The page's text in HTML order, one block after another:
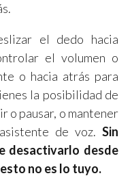
el dedo hacia
el volumen o
o hacia atrás para
la posibilidad de
o pausar, o mantener
de voz. Sin
desactivarlo desde
no es lo tuyo.